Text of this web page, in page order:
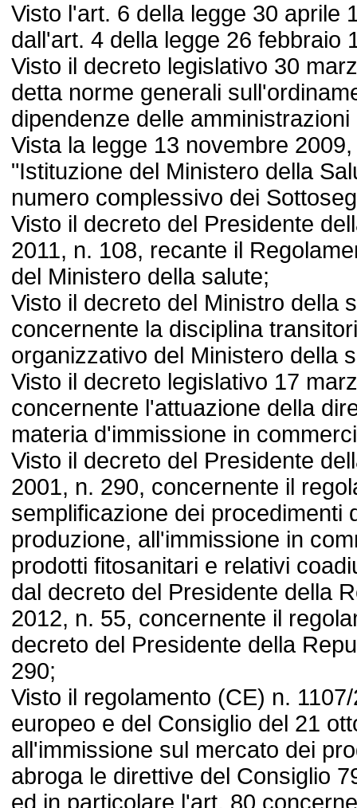
Visto l'art. 6 della legge 30 aprile
dall'art. 4 della legge 26 febbraio
Visto il decreto legislativo 30
detta norme generali
dipendenze delle
Vista la legge 13 novembre
"Istituzione del Ministero della
numero complessivo dei
Visto il decreto del Presidente
2011, n. 108, recante il
del Ministero della salute;
Visto il decreto del Ministro della
concernente la disciplina
organizzativo del Ministero della
Visto il decreto legislativo 17
concernente l'attuazione della
materia d'immissione in
Visto il decreto del Presidente
2001, n. 290, concernente il
semplificazione dei procedimenti
produzione, all'immissione in
prodotti fitosanitari e relativi
dal decreto del Presidente della
2012, n. 55, concernente il
decreto del Presidente della
290;
Visto il regolamento (CE) n.
europeo e del Consiglio del 21
all'immissione sul mercato dei
abroga le direttive del Consiglio
ed in particolare l'art. 80